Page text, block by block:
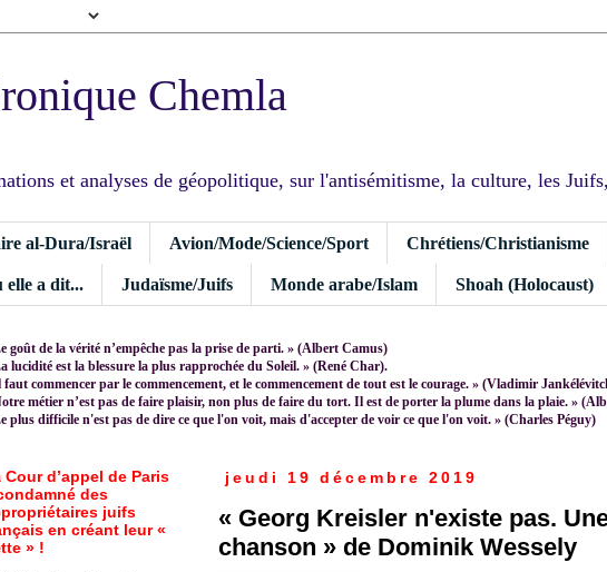
Chemla
et analyses de géopolitique, sur l'antisémitisme, la culture, les
al-Dura/Israël Avion/Mode/Science/Sport Chrétiens/Christianisme
elle a dit... Judaïsme/Juifs Monde arabe/Islam Shoah (Holocaust)
goût de la vérité n’empêche pas la prise de parti. » (Albert Camus)
lucidité est la blessure la plus rapprochée du Soleil. » (René Char).
faut commencer par le commencement, et le commencement de tout est le courage. » (Vladimir
métier n’est pas de faire plaisir, non plus de faire du tort. Il est de porter la plume dans la plaie. »
plus difficile n'est pas de dire ce que l'on voit, mais d'accepter de voir ce que l'on voit. » (Charles Péguy)
jeudi 19 décembre 2019
« Georg Kreisler n'existe pas.
chanson » de Dominik Wessely
Cour d’appel de Paris
des
juifs
en créant leur «
» !